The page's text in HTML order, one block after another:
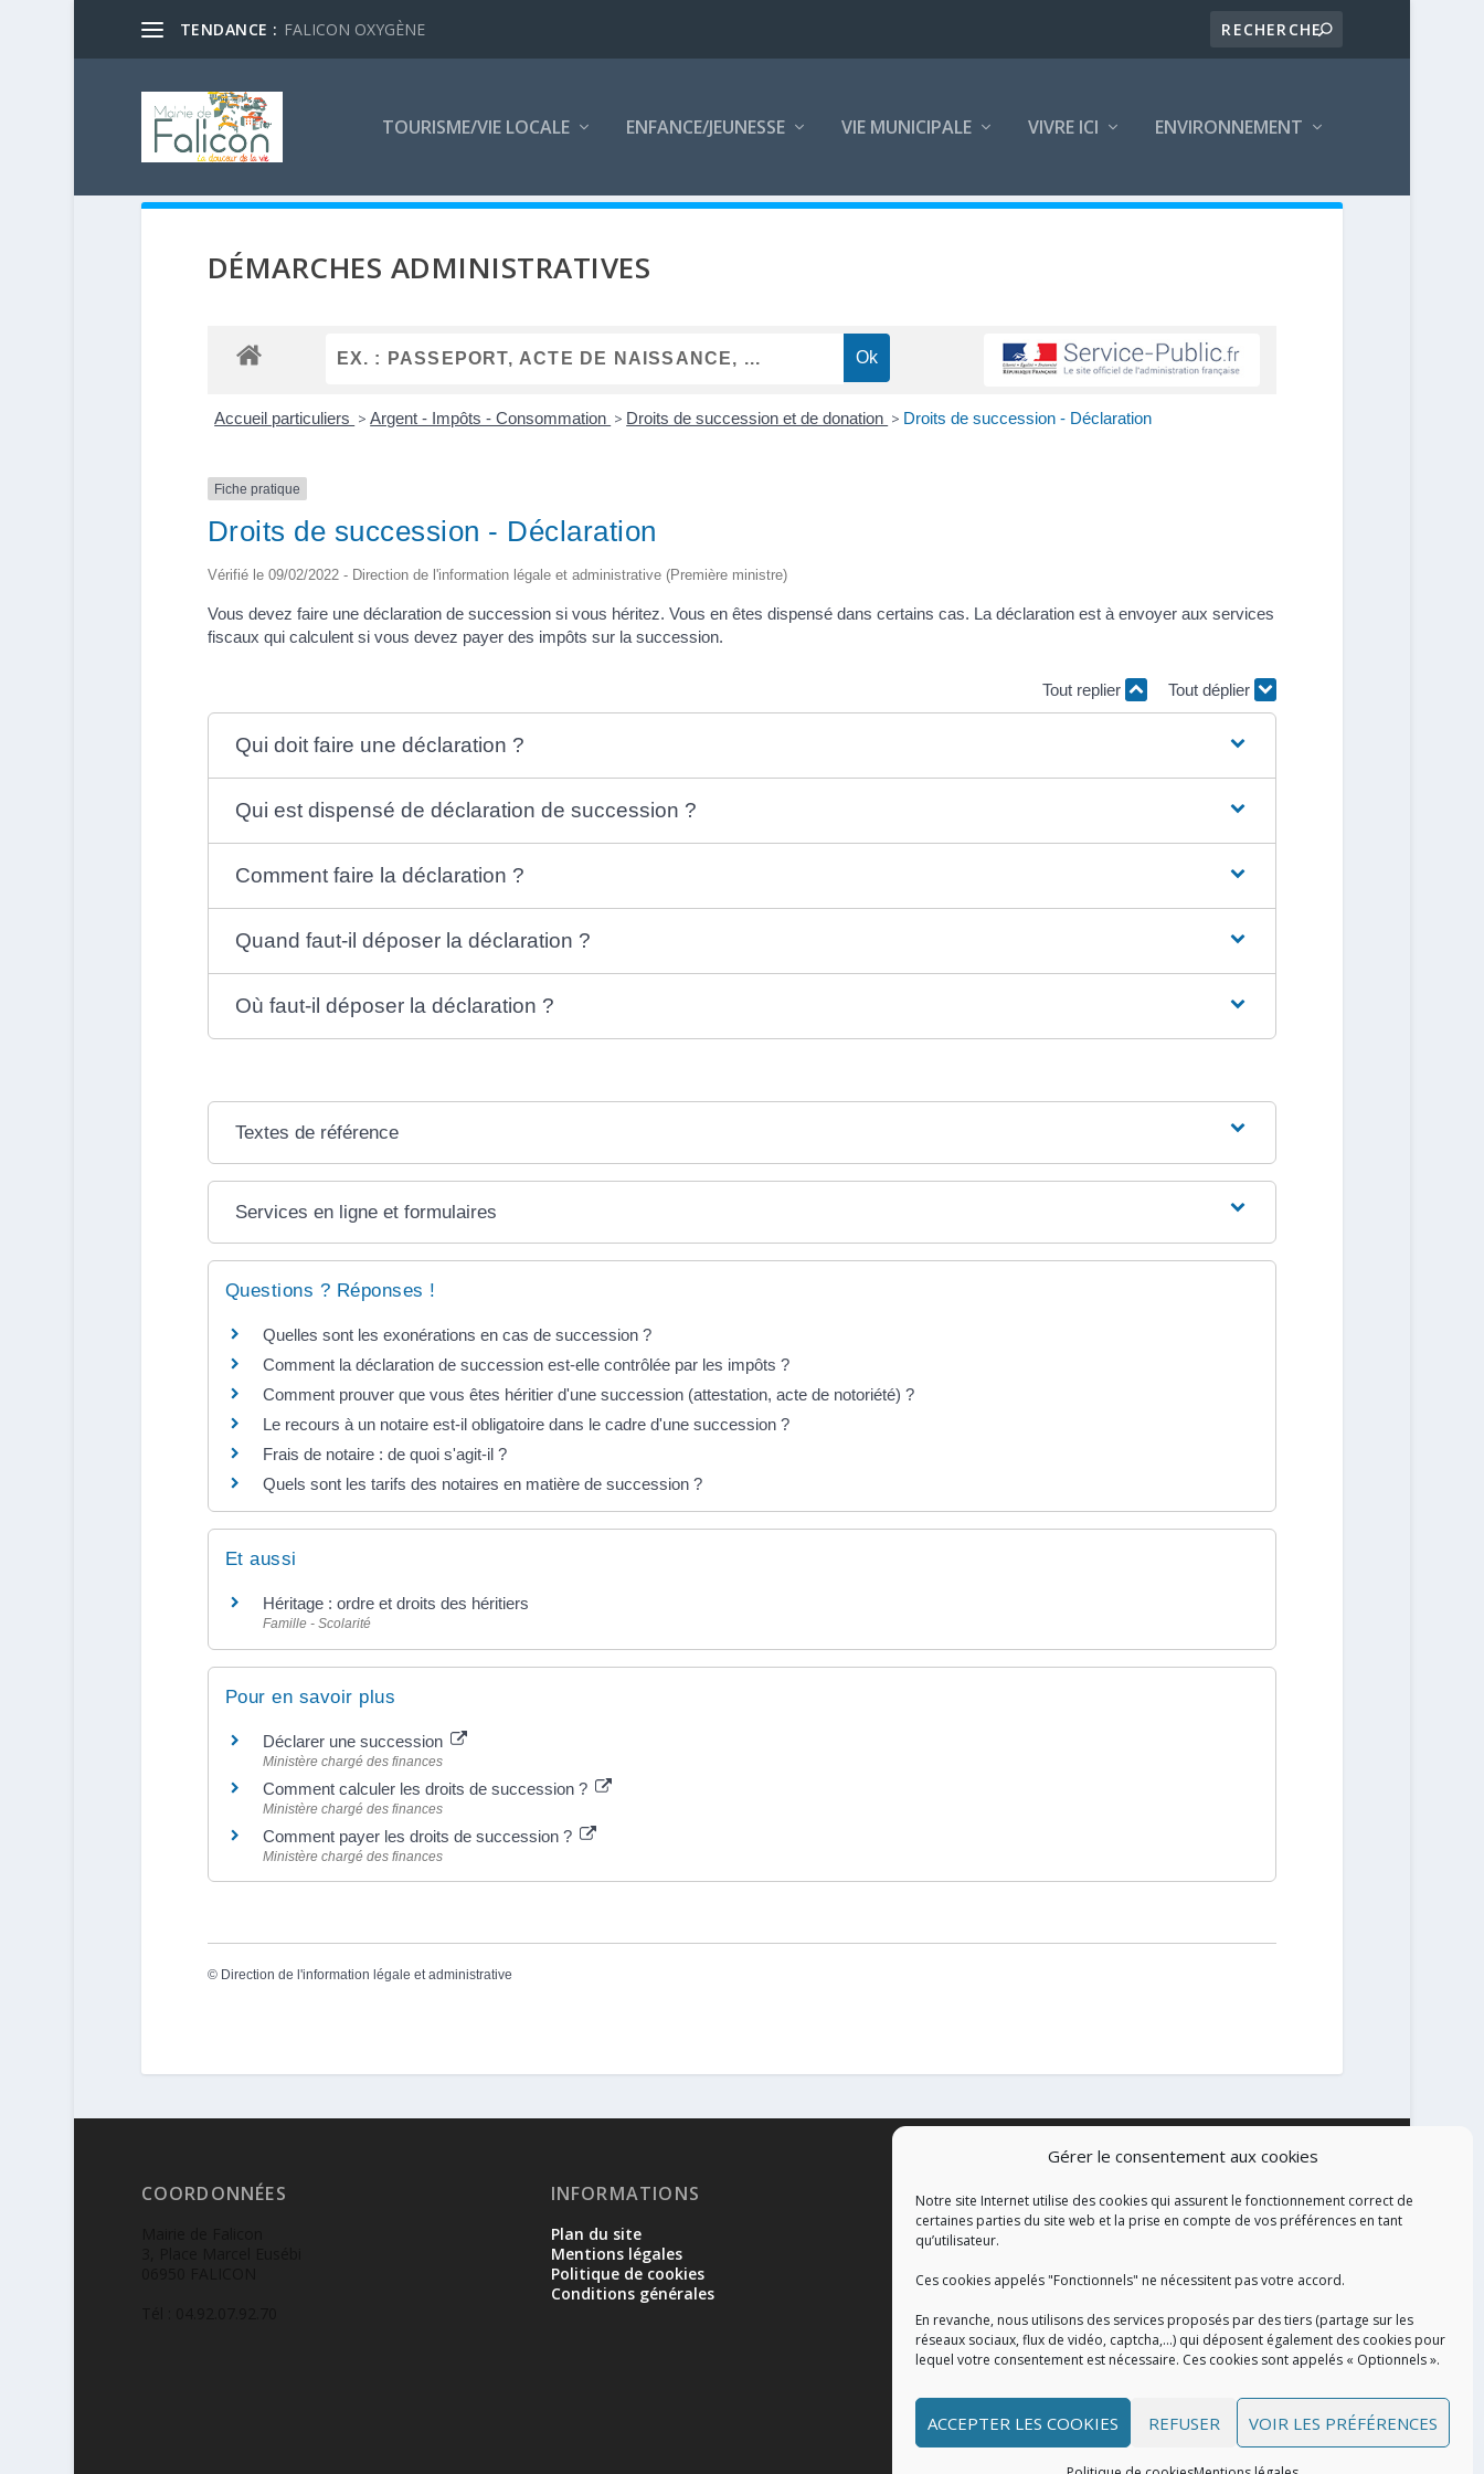
Gérer le consentement aux cookies
Notre site Internet utilise des cookies qui assurent le fonctionnement correct de
certaines parties du site web et la prise en compte de vos préférences en tant
qu’utilisateur.
Ces cookies appelés "Fonctionnels" ne nécessitent pas votre accord.
En revanche, nous utilisons des services proposés par des tiers (partage sur les
réseaux sociaux, flux de vidéo, captcha,...) qui déposent également des cookies pour
lequel votre consentement est nécessaire. Ces cookies sont appelés « Optionnels ».
ACCEPTER LES COOKIES REFUSER VOIR LES PRÉFÉRENCES
TENDANCE : FALICON OXYGÈNE
TOURISME/VIE LOCALE ENFANCE/JEUNESSE VIE MUNICIPALE VIVRE ICI ENVIRONNEMENT
DÉMARCHES ADMINISTRATIVES
Accueil particuliers > Argent - Impôts - Consommation > Droits de succession et de donation > Droits de succession - Déclaration
Fiche pratique
Droits de succession - Déclaration
Vérifié le 09/02/2022 - Direction de l'information légale et administrative (Première ministre)
Vous devez faire une déclaration de succession si vous héritez. Vous en êtes dispensé dans certains cas. La déclaration est à envoyer aux services
fiscaux qui calculent si vous devez payer des impôts sur la succession.
Tout replier Tout déplier
Qui doit faire une déclaration ?
Qui est dispensé de déclaration de succession ?
Comment faire la déclaration ?
Quand faut-il déposer la déclaration ?
Où faut-il déposer la déclaration ?
Textes de référence
Services en ligne et formulaires
Questions ? Réponses !
Quelles sont les exonérations en cas de succession ?
Comment la déclaration de succession est-elle contrôlée par les impôts ?
Comment prouver que vous êtes héritier d'une succession (attestation, acte de notoriété) ?
Le recours à un notaire est-il obligatoire dans le cadre d'une succession ?
Frais de notaire : de quoi s'agit-il ?
Quels sont les tarifs des notaires en matière de succession ?
Et aussi
Héritage : ordre et droits des héritiers
Famille - Scolarité
Pour en savoir plus
Déclarer une succession
Ministère chargé des finances
Comment calculer les droits de succession ?
Ministère chargé des finances
Comment payer les droits de succession ?
Ministère chargé des finances
© Direction de l'information légale et administrative
COORDONNÉES INFORMATIONS
Plan du site
Mentions légales
Politique de cookies
Conditions générales
RÉALISATION